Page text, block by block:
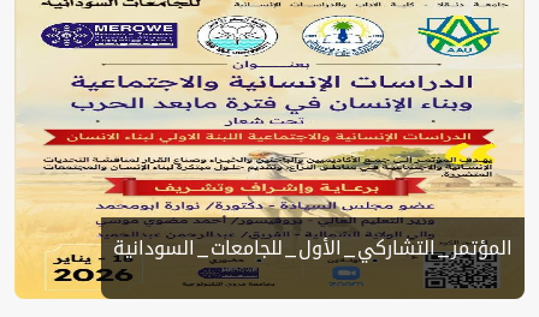
المؤتمر_التشاركي_الأول_للجامعات_السودانية